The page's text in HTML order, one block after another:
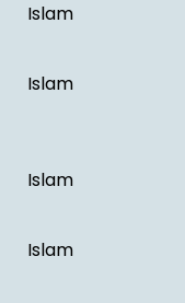
Islam
Islam
Islam
Islam